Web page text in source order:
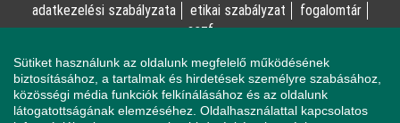
adatkezelési szabályzata etikai szabályzat
fogalomtár
aszf
© Online Pszichológia Kft. 2023 - Minden jog fenntartva!
2161 Csomád, Levente utca 14/A
Sütiket használunk az oldalunk megfelelő működésének
biztosításához, a tartalmak és hirdetések személyre szabásához,
közösségi média funkciók felkínálásához és az oldalunk
látogatottságának elemzéséhez. Oldalhasználattal kapcsolatos